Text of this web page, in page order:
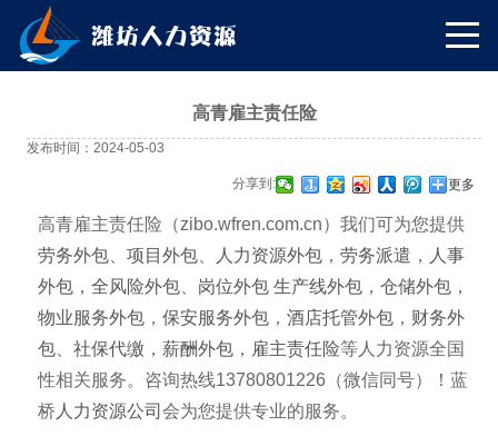
高青雇主责任险
发布时间：2024-05-03
分享到: 更多
高青雇主责任险（zibo.wfren.com.cn）我们可为您提供
劳务外包
项目外包 人力资源外包 ， 劳务派遣 ，
人事
外包 ， 全风险外包 岗位外包 生产线外包 ， 仓储外包 ，
物业服务外包 ， 保安服务外包 ， 酒店托管外包 ， 财务外
包
社保代缴 ， 薪酬外包 ， 雇主责任险等人力资源全国
性相关服务。咨询热线13780801226（微信同号）！蓝
桥 人力资源公司 会为您提供专业的服务。